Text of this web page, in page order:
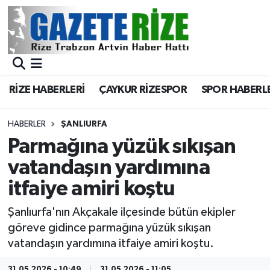
RİZE HABERLERİ ÇAYKUR RİZESPOR SPOR
HABERLER ŞANLIURFA
Parmağına yüzük sıkışan
vatandaşın yardımına
itfaiye amiri koştu
Şanlıurfa'nın Akçakale ilçesinde bütün ekipler
göreve gidince parmağına yüzük sıkışan
vatandaşın yardımına itfaiye amiri koştu.
BÖLGEMİZ
Asayiş
Rize Jandarma Komutanlığı
Bilim Teknoloji
Bölge
Advertising news
Merkez Nöbetçi Eczaneler
Merkez Trafik Yoğunluk Haritası
Süper Lig Puan Durumu ve Fikstür
Tüm Manşetler
Son Dakika Haberleri
Haber Arşivi